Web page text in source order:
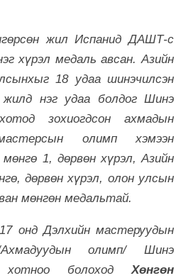
жил Испанид ДАШТ-с
хүрэл медаль авсан. Азийн
18 удаа шинэчилсэн
жилд нэг удаа болдог Шинэ
зохиогдсон ахмадын
олимп хэмээн
1, дөрвөн хүрэл, Азийн
дөрвөн хүрэл, олон улсын
мөнгөн медальтай.
онд Дэлхийн мастеруудын
олимп/ Шинэ
хотноо болоходХөнгөн